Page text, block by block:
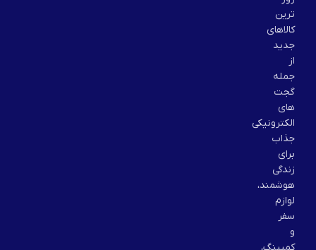
ترین
کالاهای
جدید
از
جمله
گجت
های
الکترونیکی
جذاب
برای
زندگی
هوشمند،
لوازم
سفر
و
کمپینگ،